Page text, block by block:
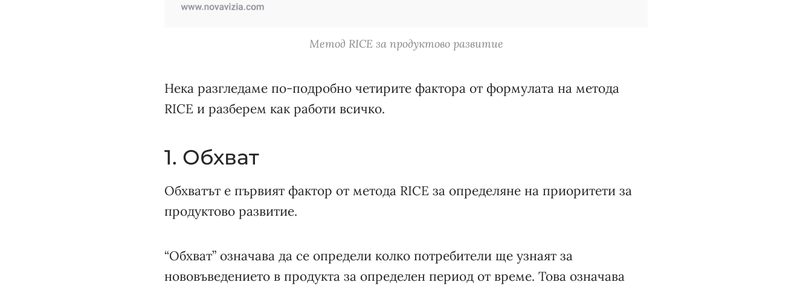
Метод RICE за продуктово развитие
Нека разгледаме по-подробно четирите фактора от формулата на метода
RICE и разберем как работи всичко.
1. Обхват
Обхватът е първият фактор от метода RICE за определяне на приоритети за
продуктово развитие.
“Обхват” означава да се определи колко потребители ще узнаят за
нововъведението в продукта за определен период от време. Това означава